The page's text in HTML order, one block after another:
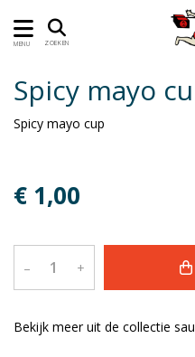
MENU ZOEKEN
Spicy mayo
Spicy mayo cup
€ 1,00
– +
Bekijk meer uit de collectie